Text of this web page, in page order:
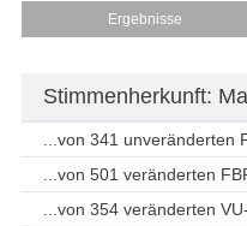
Ergebnisse
Stimmenherkunft:
...von 341 unveränderten
...von 501 veränderten
...von 354 veränderten